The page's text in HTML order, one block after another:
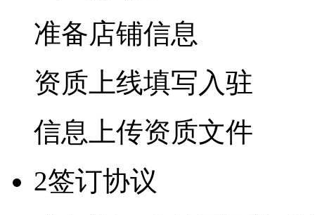
准备店铺信息
资质上线填写入驻
信息上传资质文件
2签订协议